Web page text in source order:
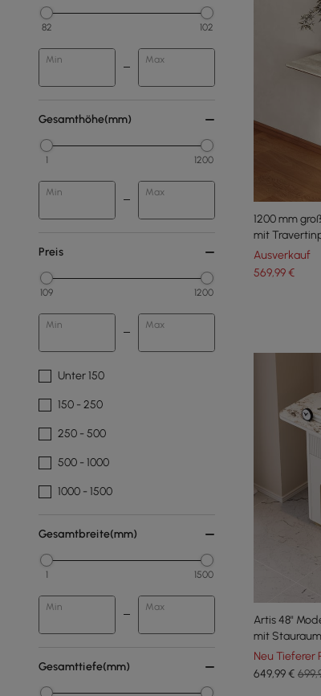
82 102
Min Max
Gesamthöhe(mm)
1 1200
Min Max
Preis
109 1200
Min Max
Unter 150
150 - 250
250 - 500
500 - 1000
1000 - 1500
Gesamtbreite(mm)
1 1500
Min Max
Gesamttiefe(mm)
1200 mm
mit
Ausverkauf
569,99€
Artis 48"
mit
Neu Tieferer
649,99€